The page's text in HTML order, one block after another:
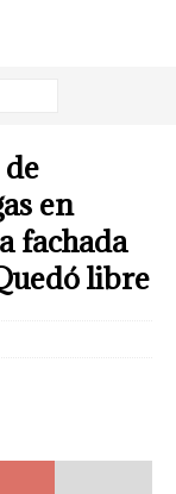
en
fachada
libre